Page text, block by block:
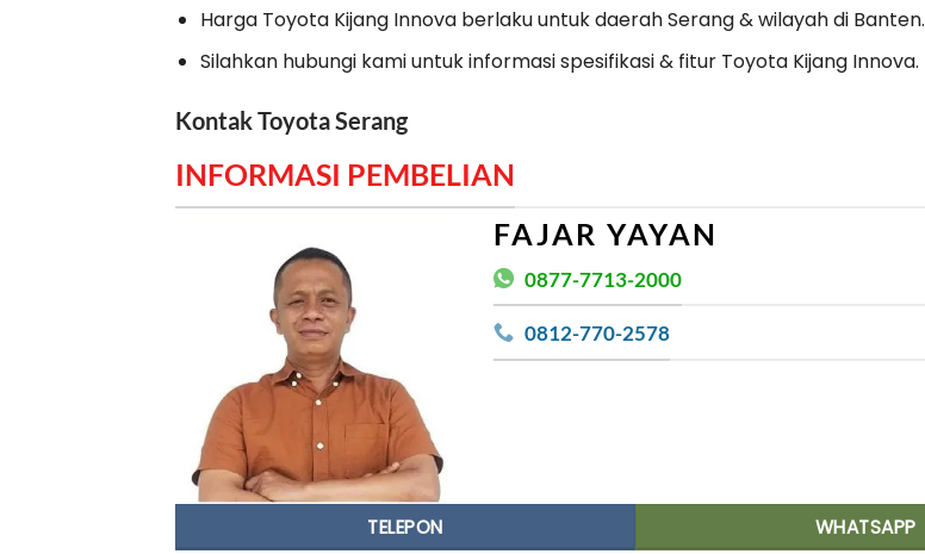
Harga Toyota Kijang Innova berlaku untuk daerah Serang & wilayah di Banten.
Silahkan hubungi kami untuk informasi spesifikasi & fitur Toyota Kijang Innova.
Kontak Toyota Serang
INFORMASI PEMBELIAN
FAJAR YAYAN
0877-7713-2000
0812-770-2578
TELEPON WHATSAPP